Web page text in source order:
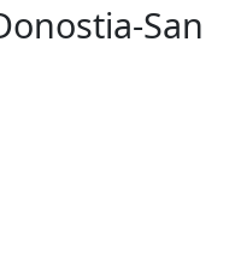
San